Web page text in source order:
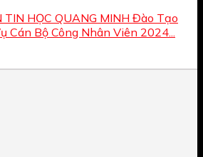
TIN HỌC QUANG MINH Đào Tạo
Cán Bộ Công Nhân Viên 2024...